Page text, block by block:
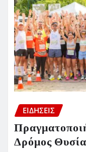
ΕΙΔΗΣΕΙΣ
Δρόμος